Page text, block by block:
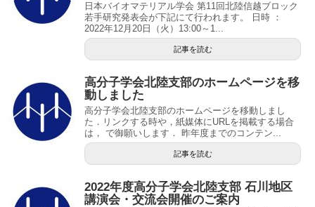
日本バイオマテリアル学会 第11回北陸信越ブロック
若手研究発表会が下記にて行われます。 日時 ：
2022年12月20日（火）13:00～1...
記事を読む
高分子学会北陸支部のホームページを移
動しました
高分子学会北陸支部のホームページを移動しまし
た．リンクする時や，紙媒体にURLを掲載する場合
は， で御願いします． 昨年度までのコンテン...
記事を読む
2022年度高分子学会北陸支部 石川地区
講演会・交流会開催のご案内